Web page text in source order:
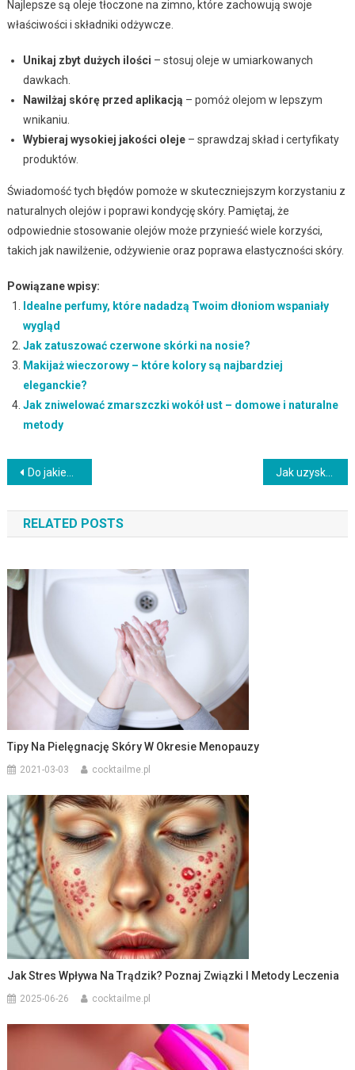
Najlepsze są oleje tłoczone na zimno, które zachowują swoje
właściwości i składniki odżywcze.
Unikaj zbyt dużych ilości – stosuj oleje w umiarkowanych
dawkach.
Nawilżaj skórę przed aplikacją – pomóż olejom w lepszym
wnikaniu.
Wybieraj wysokiej jakości oleje– sprawdzaj skład i certyfikaty
produktów.
Świadomość tych błędów pomoże w skuteczniejszym korzystaniu z
naturalnych olejów i poprawi kondycję skóry. Pamiętaj, że
odpowiednie stosowanie olejów może przynieść wiele korzyści,
takich jak nawilżenie, odżywienie oraz poprawa elastyczności skóry.
Powiązane wpisy:
Idealne perfumy, które nadadzą Twoim dłoniom wspaniały
wygląd
Jak zatuszować czerwone skórki na nosie?
Makijaż wieczorowy – które kolory są najbardziej
eleganckie?
Jak zniwelować zmarszczki wokół ust – domowe i naturalne
metody
Nawigacja
wpisu
Do jakiego typu skóry należy twoja twarz? Praktyczne porady doboru kosmetyków Jak uzyskać efekt większych oczu w makijażu?
RELATED POSTS
Tipy Na Pielęgnację Skóry W Okresie Menopauzy
2021-03-03 cocktailme.pl
Jak Stres Wpływa Na Trądzik? Poznaj Związki I Metody Leczenia
2025-06-26 cocktailme.pl